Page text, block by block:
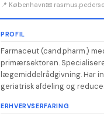
📍 København📧
PROFIL
Farmaceut (cand.pharm.)
primærsektoren.
lægemiddelrådgivning. Har
geriatrisk afdeling og
ERHVERVSERFARING